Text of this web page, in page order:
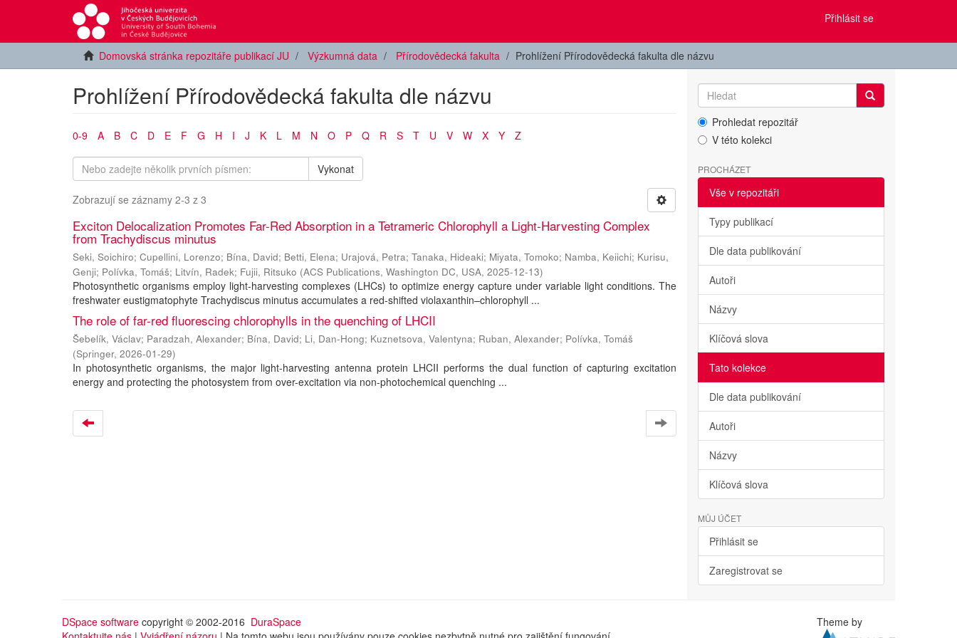
Přihlásit se
Domovská stránka repozitáře publikací JU Výzkumná data Přírodovědecká fakulta Prohlížení Přírodovědecká fakulta dle názvu
Prohlížení Přírodovědecká fakulta dle názvu
0-9 A B C D E F G H I J K L M N O P Q R S T U V W X Y Z
Vykonat
Zobrazují se záznamy 2-3 z 3
Exciton Delocalization Promotes Far-Red Absorption in a Tetrameric Chlorophyll a Light-Harvesting Complex
from Trachydiscus minutus
Seki, Soichiro; Cupellini, Lorenzo; Bína, David; Betti, Elena; Urajová, Petra; Tanaka, Hideaki; Miyata, Tomoko; Namba, Keiichi; Kurisu,
Genji; Polívka, Tomáš; Litvín, Radek; Fujii, Ritsuko (ACS Publications, Washington DC, USA, 2025-12-13)
Photosynthetic organisms employ light-harvesting complexes (LHCs) to optimize energy capture under variable light conditions. The
freshwater eustigmatophyte Trachydiscus minutus accumulates a red-shifted violaxanthin–chlorophyll ...
The role of far-red fluorescing chlorophylls in the quenching of LHCII
Šebelík, Václav; Paradzah, Alexander; Bína, David; Li, Dan-Hong; Kuznetsova, Valentyna; Ruban, Alexander; Polívka, Tomáš
(Springer, 2026-01-29)
In photosynthetic organisms, the major light-harvesting antenna protein LHCII performs the dual function of capturing excitation
energy and protecting the photosystem from over-excitation via non-photochemical quenching ...
Prohledat repozitář
V této kolekci
PROCHÁZET
Vše v repozitáři
Typy publikací
Dle data publikování
Autoři
Názvy
Klíčová slova
Tato kolekce
Dle data publikování
Autoři
Názvy
Klíčová slova
MŮJ ÚČET
Přihlásit se
Zaregistrovat se
DSpace software copyright © 2002-2016 DuraSpace
Theme by